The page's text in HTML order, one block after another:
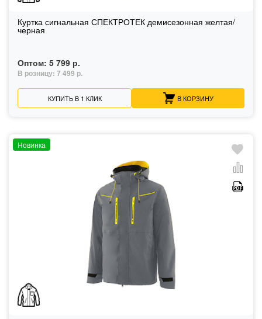
Куртка сигнальная СПЕКТРОТЕК демисезонная желтая/
черная
Оптом: 5 799 р.
В розницу: 7 499 р.
КУПИТЬ В 1 КЛИК В КОРЗИНУ
Новинка